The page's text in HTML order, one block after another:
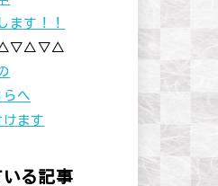
ます！！
らへ
ます
る記事